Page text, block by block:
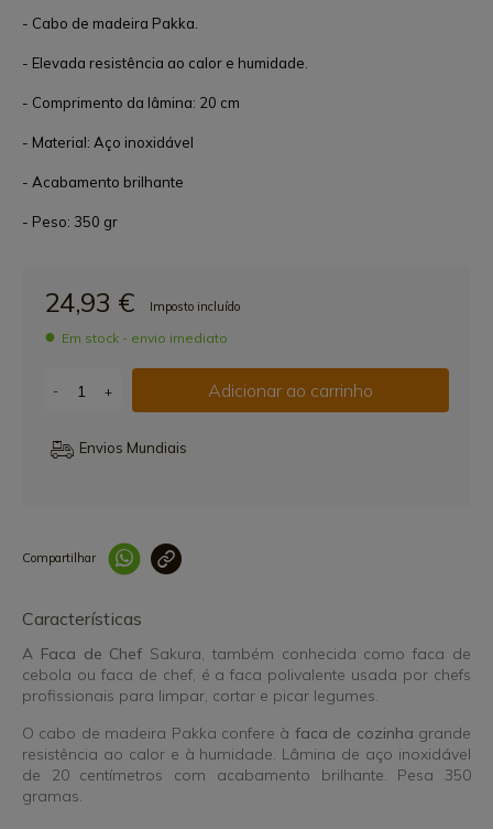
- Cabo de madeira Pakka.
- Elevada resistência ao calor e humidade.
- Comprimento da lâmina: 20 cm
- Material: Aço inoxidável
- Acabamento brilhante
- Peso: 350 gr
24,93 € Imposto incluído
Em stock - envio imediato
- + Adicionar ao carrinho
Envios Mundiais
Compartilhar
Características
A Faca de Chef Sakura, também conhecida como faca de
cebola ou faca de chef, é a faca polivalente usada por chefs
profissionais para limpar, cortar e picar legumes.
O cabo de madeira Pakka confere à faca de cozinha grande
resistência ao calor e à humidade. Lâmina de aço inoxidável
de 20 centímetros com acabamento brilhante. Pesa 350
gramas.